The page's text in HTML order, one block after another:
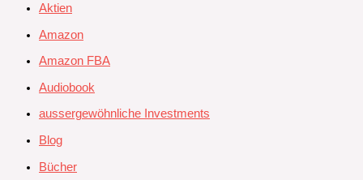
Aktien
Amazon
Amazon FBA
Audiobook
aussergewöhnliche Investments
Blog
Bücher